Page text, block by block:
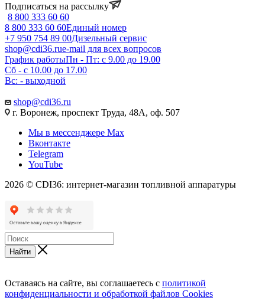
Подписаться на рассылку
8 800 333 60 60
8 800 333 60 60Единый номер
+7 950 754 89 00Дизельный сервис
shop@cdi36.rue-mail для всех вопросов
График работыПн - Пт: с 9.00 до 19.00
Сб - с 10.00 до 17.00
Вс: - выходной
shop@cdi36.ru
г. Воронеж, проспект Труда, 48А, оф. 507
Мы в мессенджере Max
Вконтакте
Telegram
YouTube
2026 © CDI36: интернет-магазин топливной аппаратуры
Найти
Оставаясь на сайте, вы соглашаетесь с политикой
конфиденциальности и обработкой файлов Cookies